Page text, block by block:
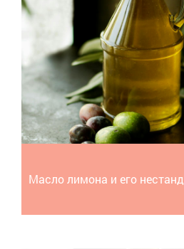
Масло лимона и его
Масло лимона - универсальное,
косметологии, медицине и
нестандартных сферах